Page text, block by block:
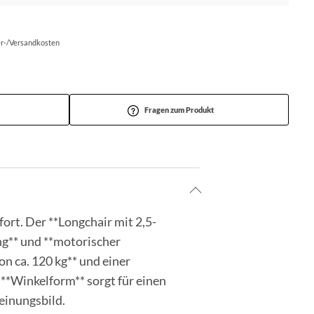
Versandkosten
Fragen zum Produkt
Der **Longchair mit 2,5-
und **motorischer
ca. 120 kg** und einer
sorgt für einen